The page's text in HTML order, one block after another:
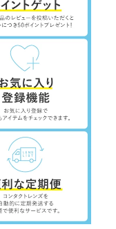
末のOS情報、インターネッ
報、IPアドレス情報、閲覧し
報、サービスの利用に関する
情報並びにサーバログ情報
め
ールの送信のほか、マーケテ
及び代表者の氏名